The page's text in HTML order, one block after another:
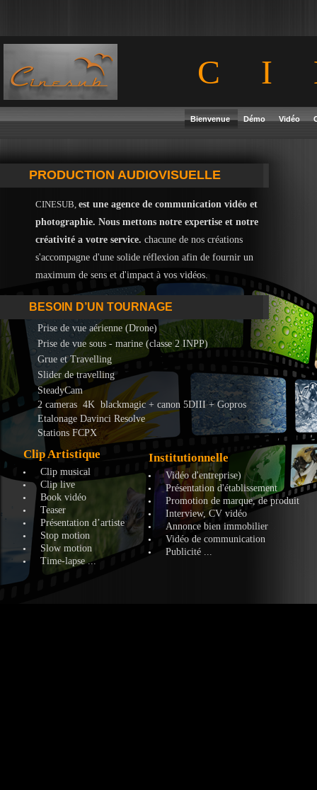
PRODUCTION AUDIOVISUELLE
Bienvenue Démo Vidéo
BESOIN D’UN TOURNAGE
CINESUB, est une agence de communication vidéo et
photographie. Nous mettons notre expertise et notre
créativité a votre service. chacune de nos créations
s'accompagne d'une solide réflexion afin de fournir un
maximum de sens et d'impact à vos vidéos.
Prise de vue aérienne (Drone)
Prise de vue sous - marine (classe 2 INPP)
Grue et Travelling
Slider de travelling
SteadyCam
2 cameras 4K blackmagic + canon 5DIII + Gopros
Etalonage Davinci Resolve
Stations FCPX
Clip Artistique
•
Clip musical
•
Clip live
•
Book vidéo
•
Teaser
•
Présentation d’artiste
•
Stop motion
•
Slow motion
•
Time-lapse ...
Institutionnelle
•
Vidéo d'entreprise)
•
Présentation d'établissement
•
Promotion de marque, de produit
•
Interview, CV vidéo
•
Annonce bien immobilier
•
Vidéo de communication
•
Publicité ...